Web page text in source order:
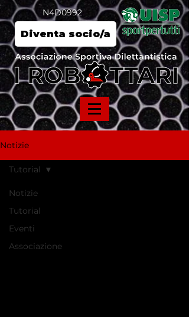
N4D0992
Diventa socio/a
Notizie
Notizie
Tutorial
Eventi
Associazione
Tutorial